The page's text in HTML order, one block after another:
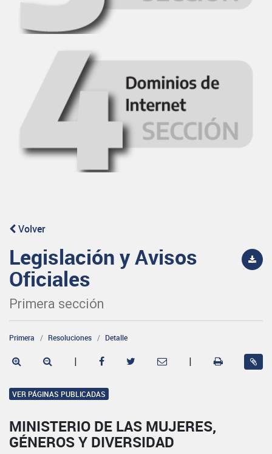
Volver
Legislación y Avisos
Oficiales
Primera sección
Primera Resoluciones Detalle
| |
VER PÁGINAS PUBLICADAS
MINISTERIO DE LAS MUJERES,
GÉNEROS Y DIVERSIDAD